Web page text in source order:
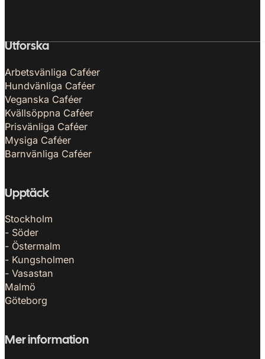
Utforska
Arbetsvänliga Caféer
Hundvänliga Caféer
Veganska Caféer
Kvällsöppna Caféer
Prisvänliga Caféer
Mysiga Caféer
Barnvänliga Caféer
Upptäck
Stockholm
- Söder
- Östermalm
- Kungsholmen
- Vasastan
Malmö
Göteborg
Mer information